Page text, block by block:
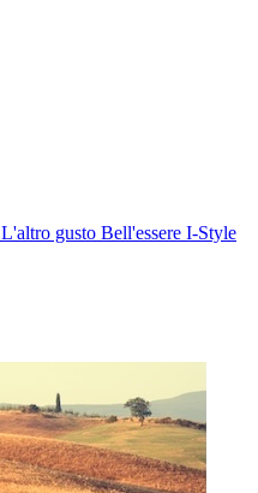
L'altro gusto Bell'essere I-Style